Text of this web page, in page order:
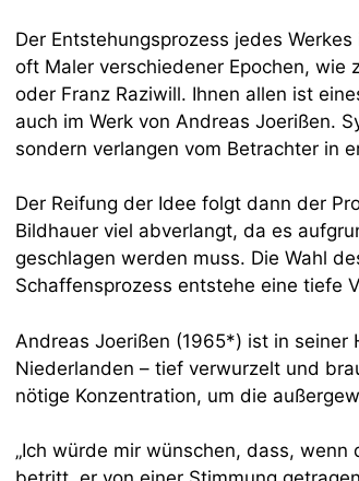
Der Entstehungsprozess jedes
oft Maler verschiedener Epochen, wie
oder Franz Raziwill. Ihnen allen ist
auch im Werk von Andreas Joerißen.
sondern verlangen vom Betrachter in
Der Reifung der Idee folgt dann der
Bildhauer viel abverlangt, da es
geschlagen werden muss. Die Wahl
Schaffensprozess entstehe eine tiefe
Andreas Joerißen (1965*) ist in
Niederlanden – tief verwurzelt und
nötige Konzentration, um die
„Ich würde mir wünschen, dass, wenn